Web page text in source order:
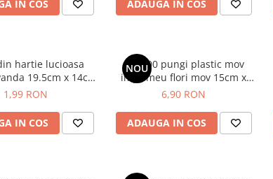
IN COS ADAUGA IN COS
hartie lucioasa
19.5cm x 14cm
x 7cm
1,99 RON
IN COS
NOU
Set 100 pungi plastic mov
imprimeu flori mov 15cm x
9cm
6,90 RON
ADAUGA IN COS